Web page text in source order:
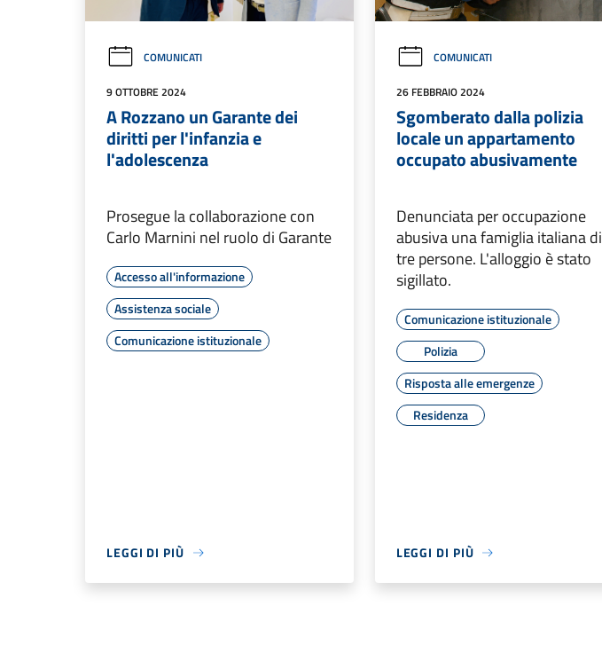
COMUNICATI
9 OTTOBRE 2024
A Rozzano un Garante dei
diritti per l'infanzia e
l'adolescenza
Prosegue la collaborazione con
Carlo Marnini nel ruolo di Garante
Accesso all'informazione
Assistenza sociale
Comunicazione istituzionale
LEGGI DI PIÙ
COMUNICATI
26 FEBBRAIO 2024
Sgomberato dalla polizia
locale un appartamento
occupato abusivamente
Denunciata per occupazione
abusiva una famiglia italiana di
tre persone. L'alloggio è stato
sigillato.
Comunicazione istituzionale
Polizia
Risposta alle emergenze
Residenza
LEGGI DI PIÙ